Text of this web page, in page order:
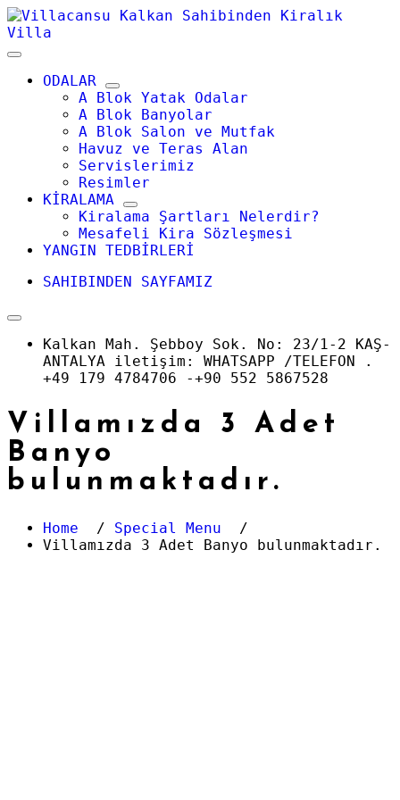
Skip
to
content
ODALAR
A Blok Yatak Odalar
A Blok Banyolar
A Blok Salon ve Mutfak
Havuz ve Teras Alan
Servislerimiz
Resimler
KİRALAMA
Kiralama Şartları Nelerdir?
Mesafeli Kira Sözleşmesi
YANGIN TEDBİRLERİ
SAHIBINDEN SAYFAMIZ
Kalkan Mah. Şebboy Sok. No: 23/1-2 KAŞ-
ANTALYA iletişim: WHATSAPP /TELEFON .
+49 179 4784706 -+90 552 5867528
Villamızda 3 Adet
Banyo
bulunmaktadır.
Home / Special Menu /
Villamızda 3 Adet Banyo bulunmaktadır.